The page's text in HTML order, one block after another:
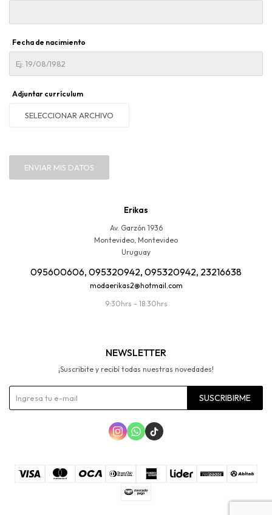
Fecha de nacimiento
Adjuntar currículum
SELECCIONAR ARCHIVO
ENVIAR MIS DATOS
Erikas
Av. Garzón 1936
Montevideo, Montevideo
Uruguay
095600606, 095320942, 095320942, 23216638
modaerikas2@hotmail.com
9:30hrs - 18:30hrs
NEWSLETTER
¡Suscribite y recibí todas nuestras novedades!
SUSCRIBIRME
  